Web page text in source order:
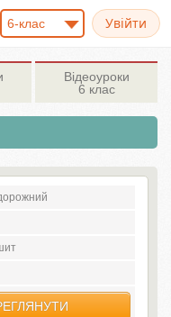
6-клас
Відеоуроки
6 клас